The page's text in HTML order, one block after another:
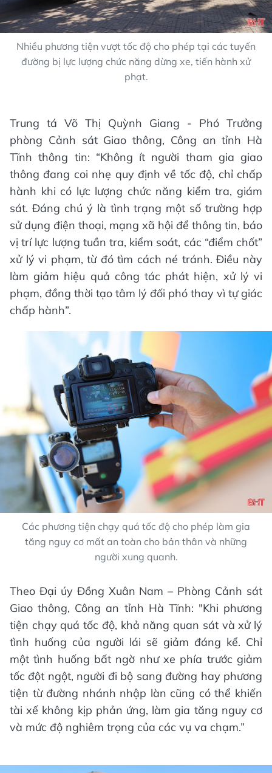
Nhiều phương tiện vượt tốc độ cho phép tại các tuyến
đường bị lực lượng chức năng dừng xe, tiến hành xử
phạt.
Trung tá Võ Thị Quỳnh Giang - Phó Trưởng
phòng Cảnh sát Giao thông, Công an tỉnh Hà
Tĩnh thông tin: “Không ít người tham gia giao
thông đang coi nhẹ quy định về tốc độ, chỉ chấp
hành khi có lực lượng chức năng kiểm tra, giám
sát. Đáng chú ý là tình trạng một số trường hợp
sử dụng điện thoại, mạng xã hội để thông tin, báo
vị trí lực lượng tuần tra, kiểm soát, các “điểm chốt”
xử lý vi phạm, từ đó tìm cách né tránh. Điều này
làm giảm hiệu quả công tác phát hiện, xử lý vi
phạm, đồng thời tạo tâm lý đối phó thay vì tự giác
chấp hành”.
Các phương tiện chạy quá tốc độ cho phép làm gia
tăng nguy cơ mất an toàn cho bản thân và những
người xung quanh.
Theo Đại úy Đồng Xuân Nam – Phòng Cảnh sát
Giao thông, Công an tỉnh Hà Tĩnh: "Khi phương
tiện chạy quá tốc độ, khả năng quan sát và xử lý
tình huống của người lái sẽ giảm đáng kể. Chỉ
một tình huống bất ngờ như xe phía trước giảm
tốc đột ngột, người đi bộ sang đường hay phương
tiện từ đường nhánh nhập làn cũng có thể khiến
tài xế không kịp phản ứng, làm gia tăng nguy cơ
và mức độ nghiêm trọng của các vụ va chạm.”